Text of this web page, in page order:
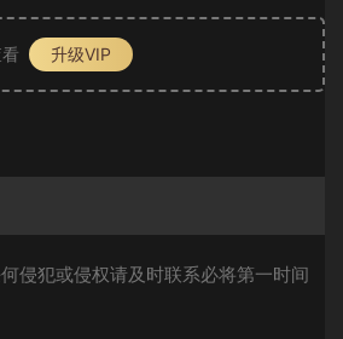
升级VIP
侵犯或侵权请及时联系必将第一时间